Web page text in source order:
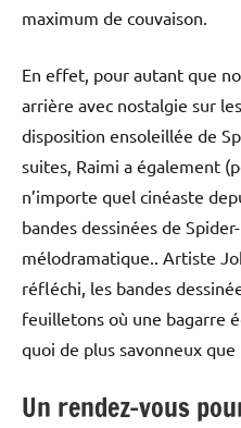
maximum de couvaison.
En effet, pour autant que
arrière avec nostalgie sur
disposition ensoleillée de
suites, Raimi a également
n’importe quel cinéaste
bandes dessinées de
mélodramatique.. Artiste
réfléchi, les bandes
feuilletons où une bagarre
quoi de plus savonneux
Un rendez-vous